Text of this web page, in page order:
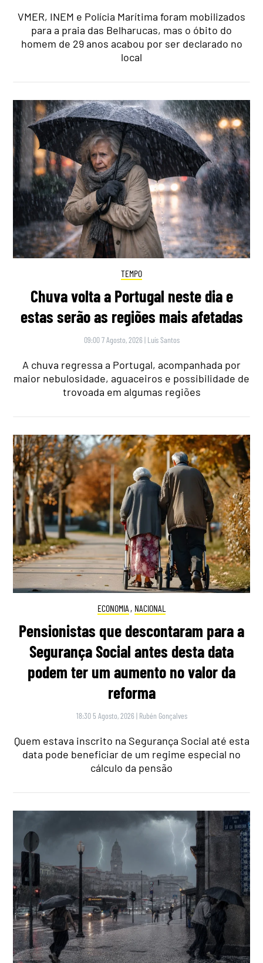
VMER, INEM e Polícia Marítima foram mobilizados
para a praia das Belharucas, mas o óbito do
homem de 29 anos acabou por ser declarado no
local
TEMPO
Chuva volta a Portugal neste dia e
estas serão as regiões mais afetadas
09:00 7 Agosto, 2026 | Luís Santos
A chuva regressa a Portugal, acompanhada por
maior nebulosidade, aguaceiros e possibilidade de
trovoada em algumas regiões
ECONOMIA , NACIONAL
Pensionistas que descontaram para a
Segurança Social antes desta data
podem ter um aumento no valor da
reforma
18:30 5 Agosto, 2026 | Rubén Gonçalves
Quem estava inscrito na Segurança Social até esta
data pode beneficiar de um regime especial no
cálculo da pensão